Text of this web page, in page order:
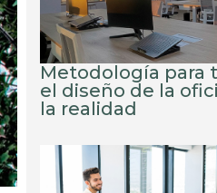
Metodología para
el diseño de la
la realidad